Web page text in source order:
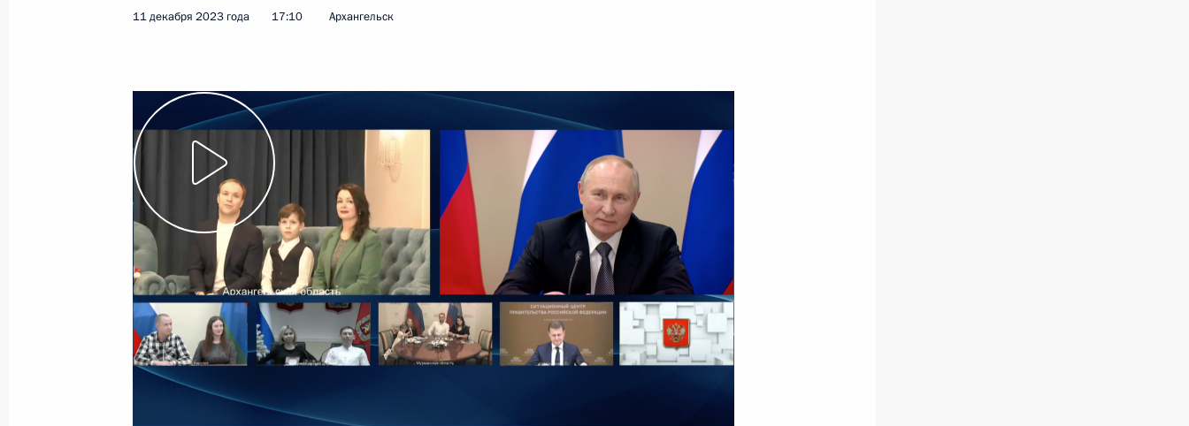
24 июля 2025 года
Встреча с Андреем Костиным и Андреем Пучковым
24 июля 2025 года, 20:00
Встреча с губернатором Архангельской области Александром
Цыбульским
24 июля 2025 года, 19:30
Совещание по развитию подводных сил ВМФ
24 июля 2025 года, 17:30
11 декабря 2023 года 17:10 Архангельск